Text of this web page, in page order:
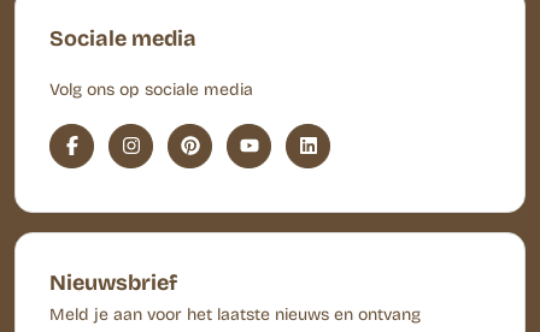
Sociale media
Volg ons op sociale media
Nieuwsbrief
Meld je aan voor het laatste nieuws en ontvang